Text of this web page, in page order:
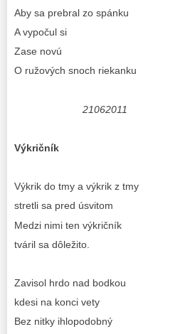
Aby sa prebral zo spánku
A vypočul si
Zase novú
O ružových snoch riekanku
21062011
Výkričník
Výkrik do tmy a výkrik z tmy
stretli sa pred úsvitom
Medzi nimi ten výkričník
tváril sa dôležito.
Zavisol hrdo nad bodkou
kdesi na konci vety
Bez nitky ihlopodobný